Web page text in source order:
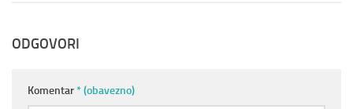
ODGOVORI
Komentar* (obavezno)